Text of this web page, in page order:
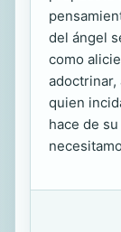
del ángel
como
adoctrinar,
quien
hace de